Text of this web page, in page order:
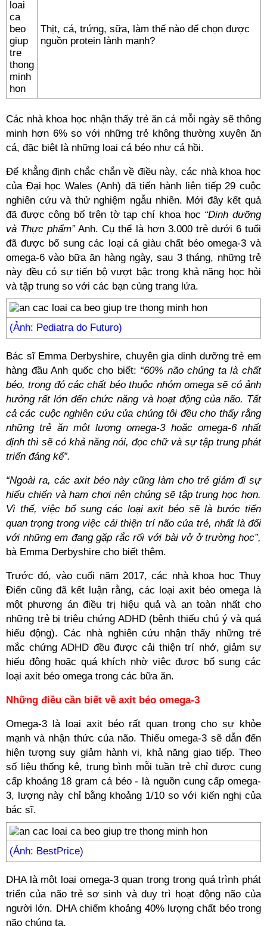
Thịt, cá, trứng, sữa, làm thế nào để chọn được
nguồn protein lành mạnh?
Các nhà khoa học nhận thấy trẻ ăn cá mỗi ngày sẽ thông
minh hơn 6% so với những trẻ không thường xuyên ăn
cá, đặc biệt là những loại cá béo như cá hồi.
Để khẳng định chắc chắn về điều này, các nhà khoa học
của Đại học Wales (Anh) đã tiến hành liên tiếp 29 cuộc
nghiên cứu và thử nghiệm ngẫu nhiên. Mới đây kết quả
đã được công bố trên tờ tạp chí khoa học “Dinh dưỡng
và Thực phẩm”Anh. Cụ thể là hơn 3.000 trẻ dưới 6 tuổi
đã được bổ sung các loại cá giàu chất béo omega-3 và
omega-6 vào bữa ăn hàng ngày, sau 3 tháng, những trẻ
này đều có sự tiến bộ vượt bậc trong khả năng học hỏi
và tập trung so với các bạn cùng trang lứa.
(Ảnh: Pediatra do Futuro)
Bác sĩ Emma Derbyshire, chuyên gia dinh dưỡng trẻ em
hàng đầu Anh quốc cho biết: “60% não chúng ta là chất
béo, trong đó các chất béo thuộc nhóm omega sẽ có ảnh
hưởng rất lớn đến chức năng và hoạt động của não. Tất
cả các cuộc nghiên cứu của chúng tôi đều cho thấy rằng
những trẻ ăn một lượng omega-3 hoặc omega-6 nhất
định thì sẽ có khả năng nói, đọc chữ và sự tập trung phát
triển đáng kể”.
“Ngoài ra, các axit béo này cũng làm cho trẻ giảm đi sự
hiếu chiến và ham chơi nên chúng sẽ tập trung học hơn.
Vì thế, việc bổ sung các loại axit béo sẽ là bước tiến
quan trọng trong việc cải thiện trí não của trẻ, nhất là đối
với những em đang gặp rắc rối với bài vở ở trường học”,
bà Emma Derbyshire cho biết thêm.
Trước đó, vào cuối năm 2017, các nhà khoa học Thụy
Điển cũng đã kết luận rằng, các loại axit béo omega là
một phương án điều trị hiệu quả và an toàn nhất cho
những trẻ bị triệu chứng ADHD (bệnh thiếu chú ý và quá
hiếu động). Các nhà nghiên cứu nhận thấy những trẻ
mắc chứng ADHD đều được cải thiện trí nhớ, giảm sự
hiếu động hoặc quá khích nhờ việc được bổ sung các
loại axit béo omega trong các bữa ăn.
Những điều cần biết về axit béo omega-3
Omega-3 là loại axit béo rất quan trọng cho sự khỏe
mạnh và nhận thức của não. Thiếu omega-3 sẽ dẫn đến
hiện tượng suy giảm hành vi, khả năng giao tiếp. Theo
số liệu thống kê, trung bình mỗi tuần trẻ chỉ được cung
cấp khoảng 18 gram cá béo - là nguồn cung cấp omega-
3, lượng này chỉ bằng khoảng 1/10 so với kiến nghị của
bác sĩ.
(Ảnh: BestPrice)
DHA là một loại omega-3 quan trọng trong quá trình phát
triển của não trẻ sơ sinh và duy trì hoạt động não của
người lớn. DHA chiếm khoảng 40% lượng chất béo trong
não chúng ta.